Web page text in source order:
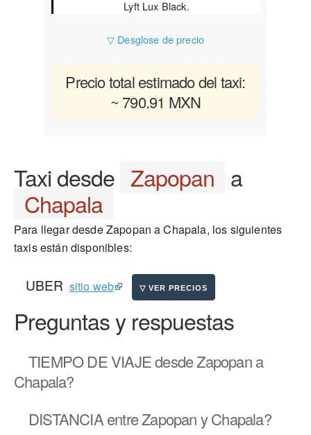
Lyft Lux Black.
▽ Desglose de precio
Precio total estimado del taxi:
~ 790.91 MXN
Taxi desde Zapopan a
Chapala
Para llegar desde Zapopan a Chapala, los siguientes
taxis están disponibles:
UBER sitio web
Preguntas y respuestas
TIEMPO DE VIAJEdesde Zapopan a
Chapala?
DISTANCIAentre Zapopan y Chapala?